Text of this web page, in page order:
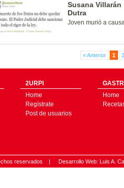
Susana
Dutra
Joven murió a
« Anterior 1 2
2URPI
Home
Regístrate
Post de usuarios
Home
reservados | Desarrollo Web: Luis